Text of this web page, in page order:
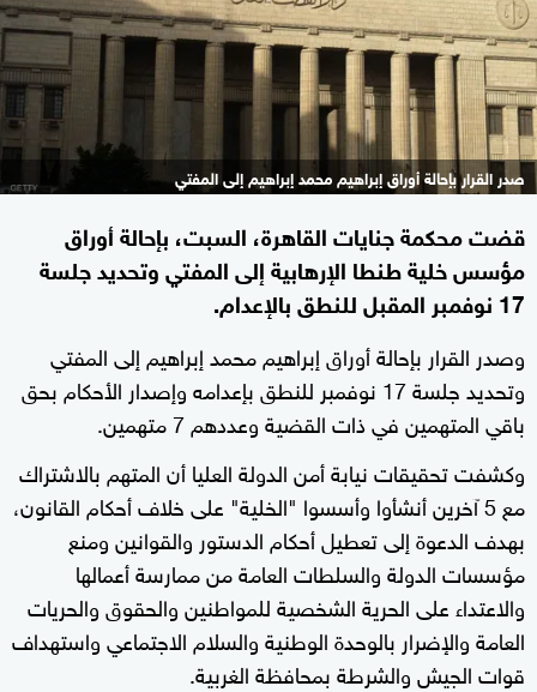
صدر القرار بإحالة أوراق إبراهيم محمد إبراهيم إلى المفتي
قضت محكمة جنايات القاهرة، السبت، بإحالة أوراق
مؤسس خلية طنطا الإرهابية إلى المفتي وتحديد جلسة
17 نوفمبر المقبل للنطق بالإعدام.
وصدر القرار بإحالة أوراق إبراهيم محمد إبراهيم إلى المفتي
وتحديد جلسة 17 نوفمبر للنطق بإعدامه وإصدار الأحكام بحق
باقي المتهمين في ذات القضية وعددهم 7 متهمين.
وكشفت تحقيقات نيابة أمن الدولة العليا أن المتهم بالاشتراك
مع 5 آخرين أنشأوا وأسسوا "الخلية" على خلاف أحكام القانون،
بهدف الدعوة إلى تعطيل أحكام الدستور والقوانين ومنع
مؤسسات الدولة والسلطات العامة من ممارسة أعمالها
والاعتداء على الحرية الشخصية للمواطنين والحقوق والحريات
العامة والإضرار بالوحدة الوطنية والسلام الاجتماعي واستهداف
قوات الجيش والشرطة بمحافظة الغربية.